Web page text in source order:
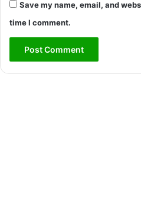
Save my name, email, and
time I comment.